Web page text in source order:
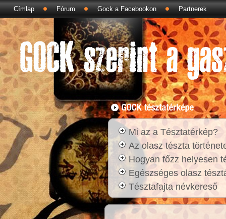
Címlap Fórum Gock a Facebookon Partnerek
Mi az a Tésztatérkép?
Az olasz tészta
Hogyan főzz helyesen
Egészséges olasz
Tésztafajta névkereső